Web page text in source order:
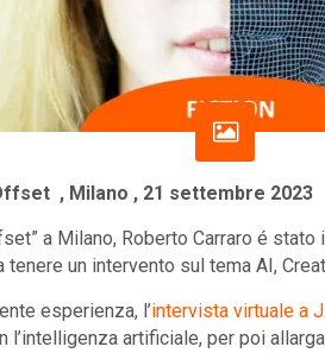
, Milano , 21 settembre 2023
a Milano, Roberto Carraro é
tenere un intervento sul tema AI,
esperienza, l’intervista virtuale a
l’intelligenza artificiale, per poi